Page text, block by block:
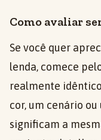
Como avaliar
Se você quer
lenda, comece
realmente
cor, um cenário
significam a